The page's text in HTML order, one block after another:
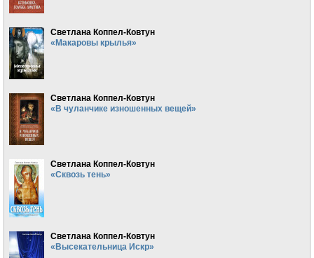
Светлана Коппел-Ковтун
«Макаровы крылья»
Светлана Коппел-Ковтун
«В чуланчике изношенных вещей»
Светлана Коппел-Ковтун
«Сквозь тень»
Светлана Коппел-Ковтун
«Высекательница Искр»